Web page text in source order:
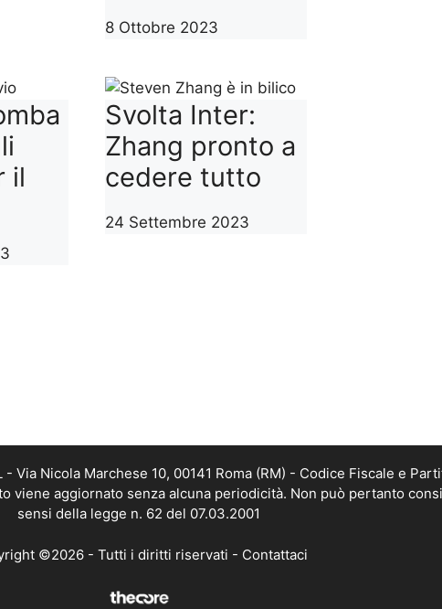
8 Ottobre 2023
il
Svolta Inter:
Zhang pronto a
cedere tutto
24 Settembre 2023
Via Nicola Marchese 10, 00141 Roma (RM) - Codice Fiscale e
viene aggiornato senza alcuna periodicità. Non può pertanto
sensi della legge n. 62 del 07.03.2001
©2026 - Tutti i diritti riservati - Contattaci